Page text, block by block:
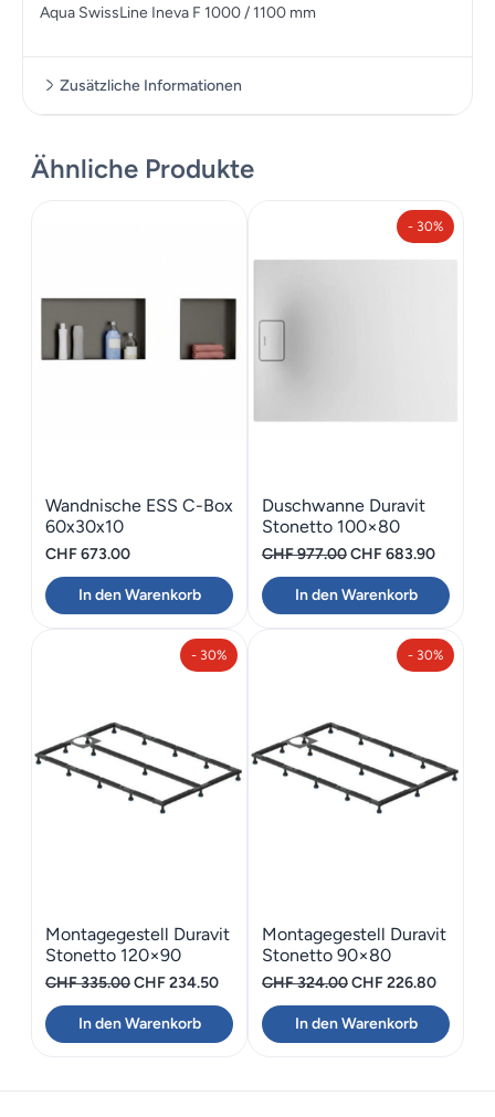
Aqua SwissLine Ineva F 1000 / 1100 mm
Zusätzliche Informationen
Zusätzliche Informationen
Ähnliche Produkte
Wandnische ESS C-Box
60x30x10
CHF673.00
In den Warenkorb
- 30%
Duschwanne Duravit
Stonetto 100×80
CHF977.00Ursprünglicher
Preis
war:
CHF683.90
Preis
ist:
In den Warenkorb
- 30%
Montagegestell Duravit
Stonetto 120×90
CHF335.00Ursprünglicher
Preis
war:
CHF234.50Aktueller
Preis
ist:
In den Warenkorb
- 30%
Montagegestell Duravit
Stonetto 90×80
CHF324.00Ursprünglicher
Preis
war:
CHF226.80
Preis
ist:
In den Warenkorb